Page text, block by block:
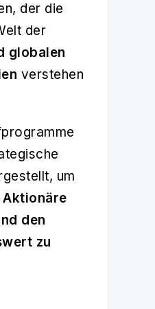
der die
der
globalen
verstehen
um
den
zu